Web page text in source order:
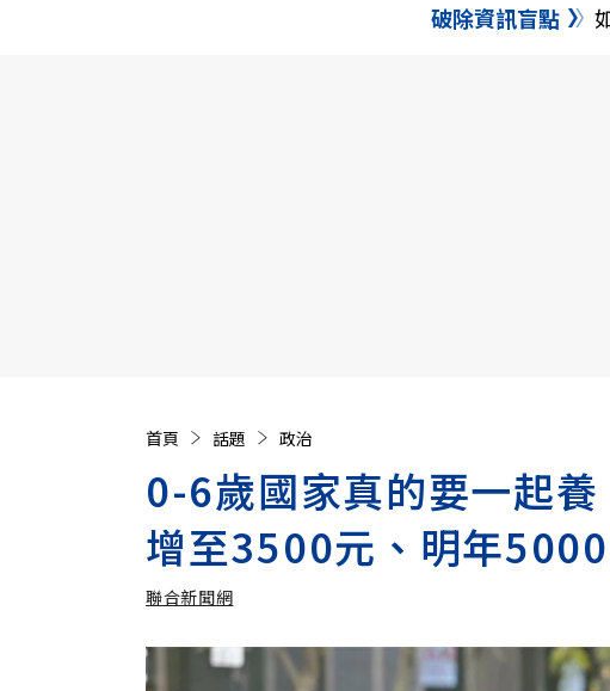
破除資訊盲點
首頁 話題 政治
0-6歲國家真的要一起
增至3500元、明年
聯合新聞網
聯合新聞網 加入追蹤